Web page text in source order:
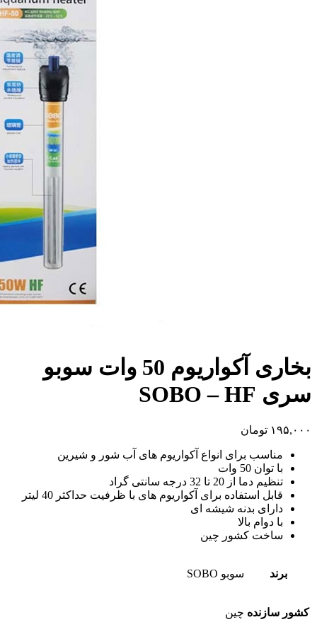
بخاری آکواریوم 50 وات سوبو
سری SOBO – HF
۱۹۵,۰۰۰ تومان
مناسب برای انواع آکواریوم های آب شور و شیرین
با توان 50 وات
تنظیم دما از 20 تا 32 درجه سانتی گراد
قابل استفاده برای آکواریوم های با ظرفیت حداکثر 40 لیتر
دارای بدنه شیشه ای
با دوام بالا
ساخت کشور چین
برند سوبو SOBO
کشور سازنده چین